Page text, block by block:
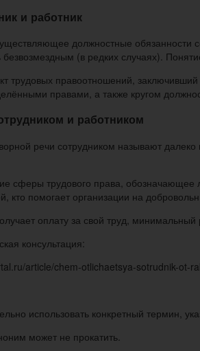
и работник
должностные обязанности
безвозмездным (в редких случаях).
трудовых правоотношений,
правами, а также кругом
и работником
речи сотрудником называют
сферы трудового права,
кто помогает организации на
оплату за свой труд,
консультация:
article/chem-otlichaetsya-sotrudnik-ot-
использовать конкретный термин,
может не прокатить.